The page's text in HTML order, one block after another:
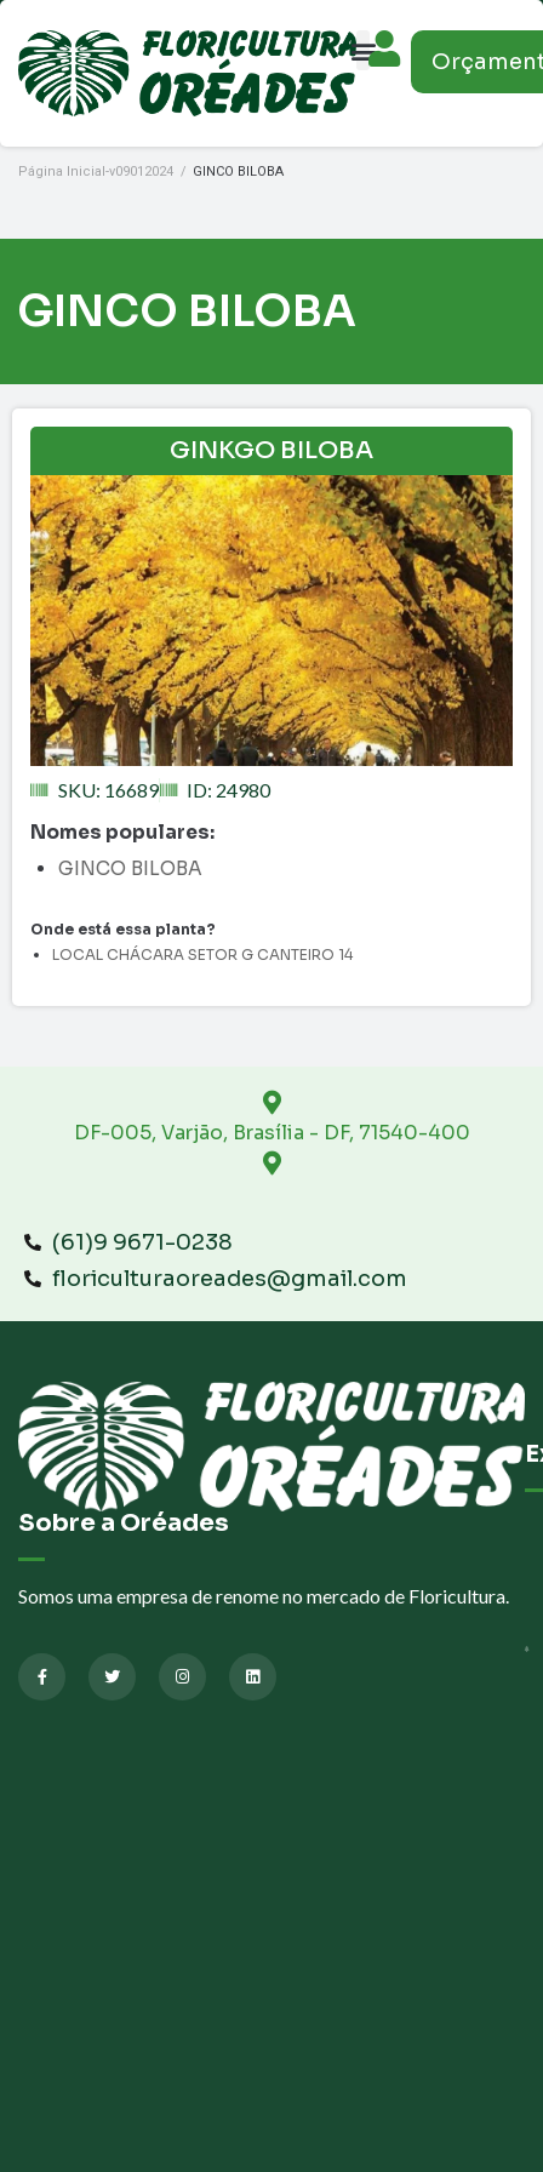
Página Inicial-v09012024 / GINCO BILOBA
GINCO BILOBA
GINKGO BILOBA
SKU: 16689
ID: 24980
Nomes populares:
GINCO BILOBA
Onde está essa planta?
LOCAL CHÁCARA SETOR G CANTEIRO 14
DF-005, Varjão, Brasília - DF, 71540-400
(61)9 9671-0238
floriculturaoreades@gmail.com
Sobre a Oréades
Somos uma empresa de renome no mercado de Floricultura.